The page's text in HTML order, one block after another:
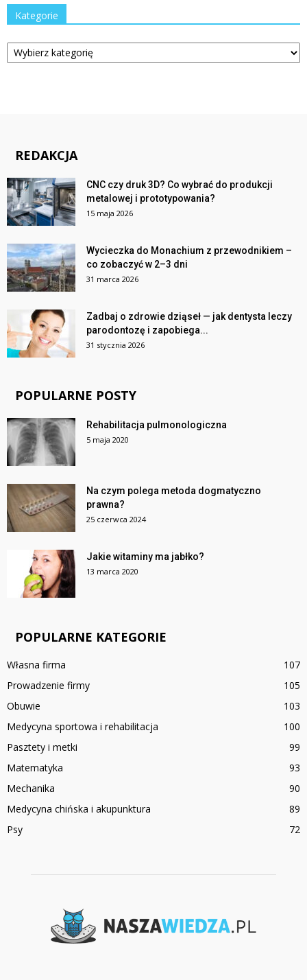
Kategorie
Kategorie
REDAKCJA
CNC czy druk 3D? Co wybrać do produkcji
metalowej i prototypowania?
15 maja 2026
Wycieczka do Monachium z przewodnikiem –
co zobaczyć w 2–3 dni
31 marca 2026
Zadbaj o zdrowie dziąseł — jak dentysta leczy
parodontozę i zapobiega...
31 stycznia 2026
POPULARNE POSTY
Rehabilitacja pulmonologiczna
5 maja 2020
Na czym polega metoda dogmatyczno
prawna?
25 czerwca 2024
Jakie witaminy ma jabłko?
13 marca 2020
POPULARNE KATEGORIE
Własna firma
107
Prowadzenie firmy
105
Obuwie
103
Medycyna sportowa i rehabilitacja
100
Pasztety i metki
99
Matematyka
93
Mechanika
90
Medycyna chińska i akupunktura
89
Psy
72